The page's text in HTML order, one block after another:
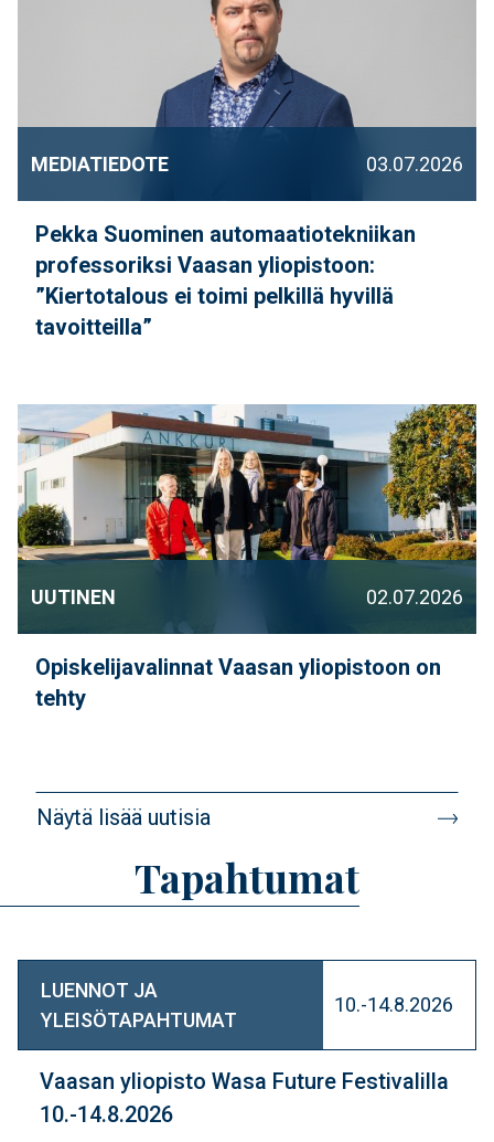
MEDIATIEDOTE 03.07.2026
Pekka Suominen automaatiotekniikan
professoriksi Vaasan yliopistoon:
”Kiertotalous ei toimi pelkillä hyvillä
tavoitteilla”
UUTINEN 02.07.2026
Opiskelijavalinnat Vaasan yliopistoon on
tehty
Näytä lisää uutisia
Tapahtumat
LUENNOT JA
YLEISÖTAPAHTUMAT
10.-14.8.2026
Vaasan yliopisto Wasa Future Festivalilla
10.-14.8.2026